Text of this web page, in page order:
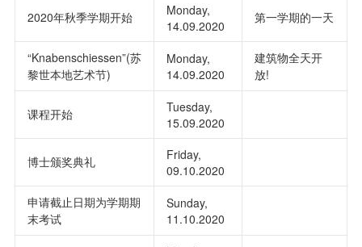
2020年秋季学期开始
Monday,
14.09.2020
第一学期的一天
“Knabenschiessen”(苏
黎世本地艺术节)
Monday,
14.09.2020
建筑物全天开
放!
课程开始
Tuesday,
15.09.2020
博士颁奖典礼
Friday,
09.10.2020
申请截止日期为学期期
末考试
Sunday,
11.10.2020